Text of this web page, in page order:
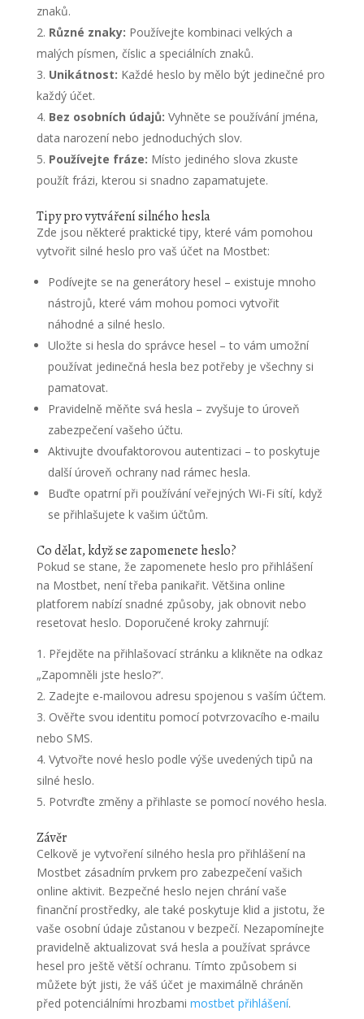
znaků.
Různé znaky: Používejte kombinaci velkých a
malých písmen, číslic a speciálních znaků.
Unikátnost: Každé heslo by mělo být jedinečné pro
každý účet.
Bez osobních údajů: Vyhněte se používání jména,
data narození nebo jednoduchých slov.
Používejte fráze: Místo jediného slova zkuste
použít frázi, kterou si snadno zapamatujete.
Tipy pro vytváření silného hesla
Zde jsou některé praktické tipy, které vám pomohou
vytvořit silné heslo pro vaš účet na Mostbet:
Podívejte se na generátory hesel – existuje mnoho
nástrojů, které vám mohou pomoci vytvořit
náhodné a silné heslo.
Uložte si hesla do správce hesel – to vám umožní
používat jedinečná hesla bez potřeby je všechny si
pamatovat.
Pravidelně měňte svá hesla – zvyšuje to úroveň
zabezpečení vašeho účtu.
Aktivujte dvoufaktorovou autentizaci – to poskytuje
další úroveň ochrany nad rámec hesla.
Buďte opatrní při používání veřejných Wi-Fi sítí, když
se přihlašujete k vašim účtům.
Co dělat, když se zapomenete heslo?
Pokud se stane, že zapomenete heslo pro přihlášení
na Mostbet, není třeba panikařit. Většina online
platforem nabízí snadné způsoby, jak obnovit nebo
resetovat heslo. Doporučené kroky zahrnují:
Přejděte na přihlašovací stránku a klikněte na odkaz
„Zapomněli jste heslo?“.
Zadejte e-mailovou adresu spojenou s vaším účtem.
Ověřte svou identitu pomocí potvrzovacího e-mailu
nebo SMS.
Vytvořte nové heslo podle výše uvedených tipů na
silné heslo.
Potvrďte změny a přihlaste se pomocí nového hesla.
Závěr
Celkově je vytvoření silného hesla pro přihlášení na
Mostbet zásadním prvkem pro zabezpečení vašich
online aktivit. Bezpečné heslo nejen chrání vaše
finanční prostředky, ale také poskytuje klid a jistotu, že
vaše osobní údaje zůstanou v bezpečí. Nezapomínejte
pravidelně aktualizovat svá hesla a používat správce
hesel pro ještě větší ochranu. Tímto způsobem si
můžete být jisti, že váš účet je maximálně chráněn
před potenciálními hrozbami mostbet přihlášení.